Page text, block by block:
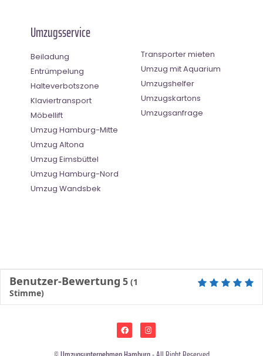
Umzugsservice
Beiladung
Entrümpelung
Halteverbotszone
Klaviertransport
Möbellift
Umzug Hamburg-Mitte
Umzug Altona
Umzug Eimsbüttel
Umzug Hamburg-Nord
Umzug Wandsbek
Transporter mieten
Umzug mit Aquarium
Umzugshelfer
Umzugskartons
Umzugsanfrage
Benutzer-Bewertung 5 (1
Stimme)